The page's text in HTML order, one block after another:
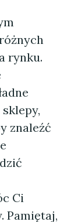
rynku.
znaleźć
Ci
Pamiętaj,